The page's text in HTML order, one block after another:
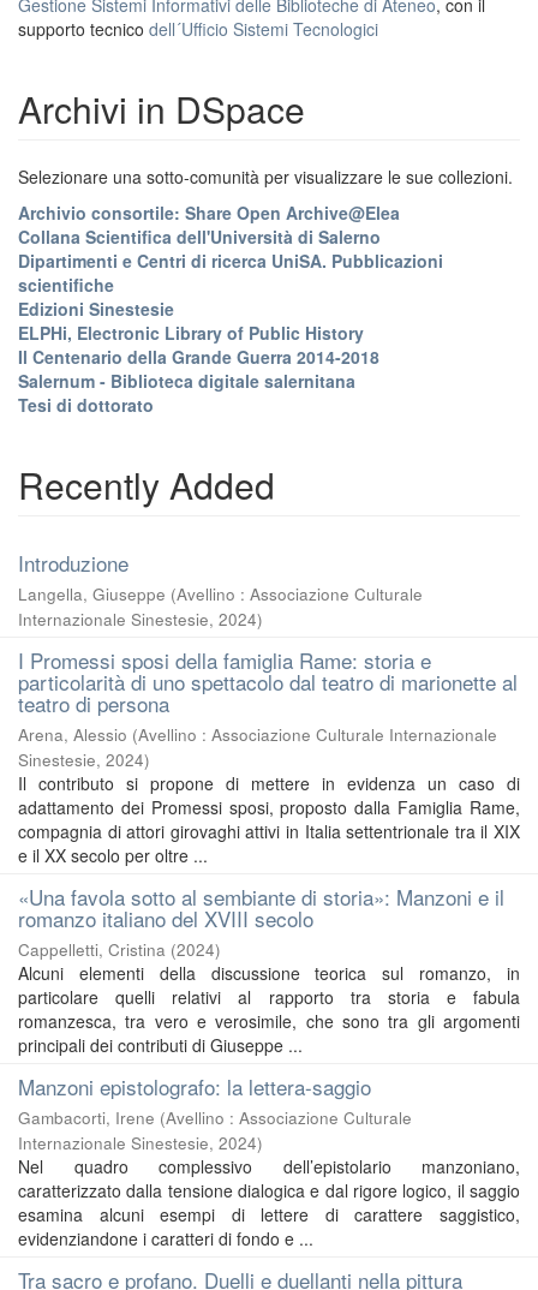
Gestione Sistemi Informativi delle Biblioteche di Ateneo, con il
supporto tecnico dell´Ufficio Sistemi Tecnologici
Archivi in DSpace
Selezionare una sotto-comunità per visualizzare le sue collezioni.
Archivio consortile: Share Open Archive@Elea
Collana Scientifica dell'Università di Salerno
Dipartimenti e Centri di ricerca UniSA. Pubblicazioni
scientifiche
Edizioni Sinestesie
ELPHi, Electronic Library of Public History
Il Centenario della Grande Guerra 2014-2018
Salernum - Biblioteca digitale salernitana
Tesi di dottorato
Recently Added
Introduzione
Langella, Giuseppe (Avellino : Associazione Culturale
Internazionale Sinestesie, 2024)
I Promessi sposi della famiglia Rame: storia e
particolarità di uno spettacolo dal teatro di marionette al
teatro di persona
Arena, Alessio (Avellino : Associazione Culturale Internazionale
Sinestesie, 2024)
Il contributo si propone di mettere in evidenza un caso di
adattamento dei Promessi sposi, proposto dalla Famiglia Rame,
compagnia di attori girovaghi attivi in Italia settentrionale tra il XIX
e il XX secolo per oltre ...
«Una favola sotto al sembiante di storia»: Manzoni e il
romanzo italiano del XVIII secolo
Cappelletti, Cristina (2024)
Alcuni elementi della discussione teorica sul romanzo, in
particolare quelli relativi al rapporto tra storia e fabula
romanzesca, tra vero e verosimile, che sono tra gli argomenti
principali dei contributi di Giuseppe ...
Manzoni epistolografo: la lettera-saggio
Gambacorti, Irene (Avellino : Associazione Culturale
Internazionale Sinestesie, 2024)
Nel quadro complessivo dell’epistolario manzoniano,
caratterizzato dalla tensione dialogica e dal rigore logico, il saggio
esamina alcuni esempi di lettere di carattere saggistico,
evidenziandone i caratteri di fondo e ...
Tra sacro e profano. Duelli e duellanti nella pittura